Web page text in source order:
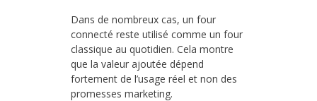
Dans de nombreux cas, un four
connecté reste utilisé comme un four
classique au quotidien. Cela montre
que la valeur ajoutée dépend
fortement de l’usage réel et non des
promesses marketing.